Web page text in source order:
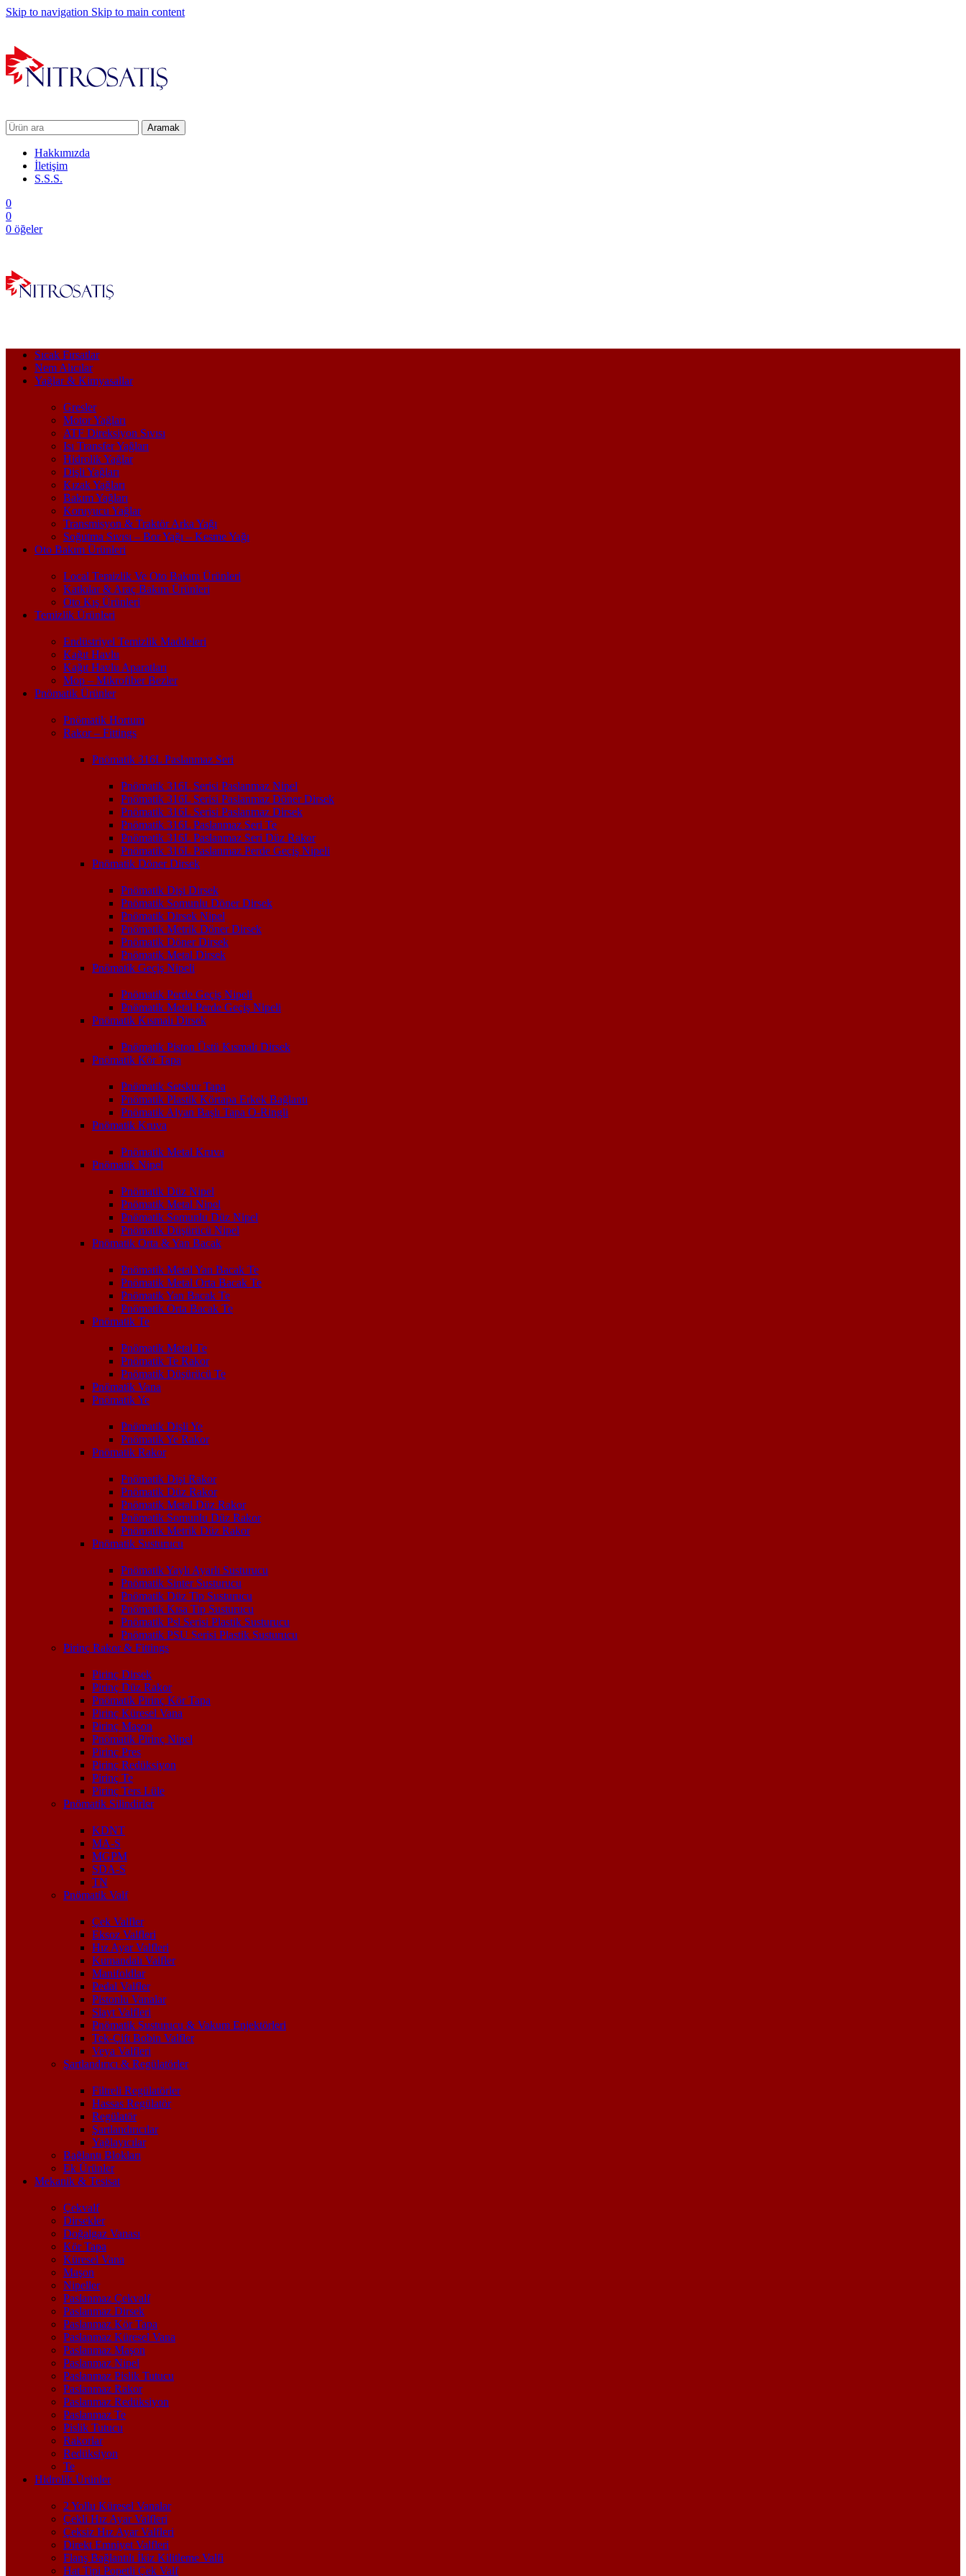
Skip to navigation Skip to main content
Aramak
Hakkımızda
İletişim
S.S.S.
0
0
0 öğeler
Sıcak Fırsatlar
Nem Alıcılar
Yağlar & Kimyasallar
Gresler
Motor Yağları
ATF Direksiyon Sıvısı
Isı Transfer Yağları
Hidrolik Yağlar
Dişli Yağları
Kızak Yağları
Bakım Yağları
Koruyucu Yağlar
Transmisyon & Traktör Arka Yağı
Soğutma Sıvısı – Bor Yağı – Kesme Yağı
Oto Bakım Ürünleri
Local Temizlik Ve Oto Bakım Ürünleri
Katkılar & Araç Bakım Ürünleri
Oto Kış Ürünleri
Temizlik Ürünleri
Endüstriyel Temizlik Maddeleri
Kağıt Havlu
Kağıt Havlu Aparatları
Mop – Mikrofiber Bezler
Pnömatik Ürünler
Pnömatik Hortum
Rakor – Fittings
Pnömatik 316L Paslanmaz Seri
Pnömatik 316L Serisi Paslanmaz Nipel
Pnömatik 316L Serisi Paslanmaz Döner Dirsek
Pnömatik 316L Serisi Paslanmaz Dirsek
Pnömatik 316L Paslanmaz Seri Te
Pnömatik 316L Paslanmaz Seri Düz Rakor
Pnömatik 316L Paslanmaz Perde Geçiş Nipeli
Pnömatik Döner Dirsek
Pnömatik Dişi Dirsek
Pnömatik Somunlu Döner Dirsek
Pnömatik Dirsek Nipel
Pnömatik Metrik Döner Dirsek
Pnömatik Döner Dirsek
Pnömatik Metal Dirsek
Pnömatik Geçiş Nipeli
Pnömatik Perde Geçiş Nipeli
Pnömatik Metal Perde Geçiş Nipeli
Pnömatik Kısmalı Dirsek
Pnömatik Piston Üstü Kısmalı Dirsek
Pnömatik Kör Tapa
Pnömatik Setskur Tapa
Pnömatik Plastik Körtapa Erkek Bağlantı
Pnömatik Alyan Başlı Tapa O-Ringli
Pnömatik Kruva
Pnömatik Metal Kruva
Pnömatik Nipel
Pnömatik Düz Nipel
Pnömatik Metal Nipel
Pnömatik Somunlu Düz Nipel
Pnömatik Düşürücü Nipel
Pnömatik Orta & Yan Bacak
Pnömatik Metal Yan Bacak Te
Pnömatik Metal Orta Bacak Te
Pnömatik Yan Bacak Te
Pnömatik Orta Bacak Te
Pnömatik Te
Pnömatik Metal Te
Pnömatik Te Rakor
Pnömatik Düşürücü Te
Pnömatik Vana
Pnömatik Ye
Pnömatik Dişli Ye
Pnömatik Ye Rakor
Pnömatik Rakor
Pnömatik Dişi Rakor
Pnömatik Düz Rakor
Pnömatik Metal Düz Rakor
Pnömatik Somunlu Düz Rakor
Pnömatik Metrik Düz Rakor
Pnömatik Susturucu
Pnömatik Yaylı Ayarlı Susturucu
Pnömatik Sinter Susturucu
Pnömatik Düz Tip Susturucu
Pnömatik Kısa Tip Susturucu
Pnömatik Psl Serisi Plastik Susturucu
Pnömatik PSU Serisi Plastik Susturucu
Pirinç Rakor & Fittings
Pirinç Dirsek
Pirinç Düz Rakor
Pnömatik Pirinç Kör Tapa
Pirinç Küresel Vana
Pirinç Maşon
Pnömatik Pirinç Nipel
Pirinç Pres
Pirinç Redüksiyon
Pirinç Te
Pirinç Ters Lüle
Pnömatik Silindirler
KDNT
MA-S
MGPM
SDA-S
TN
Pnömatik Valf
Çek Valfler
Eksoz Valfleri
Hız Ayar Valfleri
Kumandalı Valfler
Manifoldlar
Pedal Valfler
Pistonlu Vanalar
Slayt Valfleri
Pnömatik Susturucu & Vakum Enjektörleri
Tek-Çift Bobin Valfler
Veya Valfleri
Şartlandırıcı & Regülatörler
Filtreli Regülatörler
Hassas Regülatör
Regülatör
Şartlandırıcılar
Yağlayıcılar
Bağlantı Blokları
Ek Ürünler
Mekanik & Tesisat
Çekvalf
Dirsekler
Doğalgaz Vanası
Kör Tapa
Küresel Vana
Maşon
Nipeller
Paslanmaz Çekvalf
Paslanmaz Dirsek
Paslanmaz Kör Tapa
Paslanmaz Küresel Vana
Paslanmaz Maşon
Paslanmaz Nipel
Paslanmaz Pislik Tutucu
Paslanmaz Rakor
Paslanmaz Redüksiyon
Paslanmaz Te
Pislik Tutucu
Rakorlar
Redüksiyon
Te
Hidrolik Ürünler
2 Yollu Küresel Vanalar
Çekli Hız Ayar Valfleri
Çeksiz Hız Ayar Valfleri
Direkt Emniyet Valfleri
Flanş Bağlantılı İkiz Kilitleme Valfi
Hat Tipi Popetli Çek Valf